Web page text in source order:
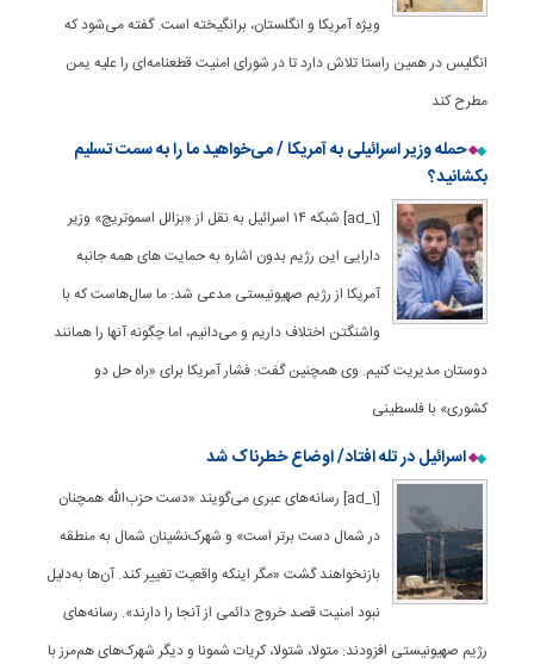
ویژه آمریکا و انگلستان، برانگیخته است. گفته می‌شود که
انگلیس در همین راستا تلاش دارد تا در شورای امنیت قطعنامه‌ای را علیه یمن
مطرح کند
حمله وزیر اسرائیلی به آمریکا / می‌خواهید ما را به سمت تسلیم
بکشانید؟
[ad_1] شبکه ۱۴ اسرائیل به نقل از «بزالل اسموتریچ» وزیر
دارایی این رژیم بدون اشاره به حمایت های همه جانبه
آمریکا از رژیم صهیونیستی مدعی شد: ما سال‌هاست که با
واشنگتن اختلاف داریم و می‌دانیم، اما چگونه آنها را همانند
دوستان مدیریت کنیم. وی همچنین گفت: فشار آمریکا برای «راه حل دو
کشوری» با فلسطینی
اسرائیل در تله افتاد/ اوضاع خطرناک شد
[ad_1] رسانه‌های عبری می‌گویند «دست حزب‌الله همچنان
در شمال دست برتر است» و شهرک‌نشینان شمال به منطقه
بازنخواهند گشت «مگر اینکه واقعیت تغییر کند. آن‌ها به‌دلیل
نبود امنیت قصد خروج دائمی از آنجا را دارند». رسانه‌های
رژیم صهیونیستی افزودند: متولا، شتولا، کریات شمونا و دیگر شهرک‌های هم‌مرز با